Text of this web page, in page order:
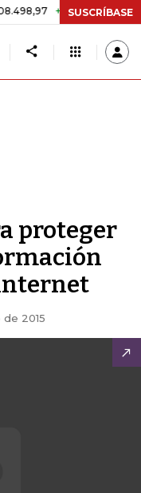
+$ 8.753,81 +2,19%
SUSCRÍBASE
proteger
2015